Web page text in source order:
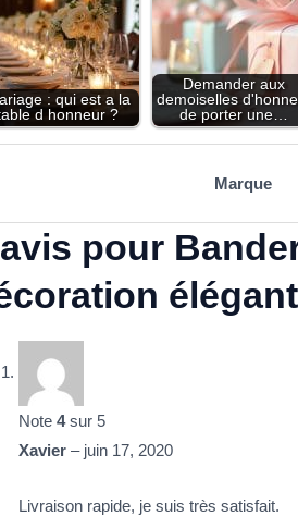
: qui est a la
d honneur ?
Demander aux
demoiselles
de porter une…
Marque
pour
Note4sur 5
Xavier– juin 17, 2020
Livraison rapide, je suis très satisfait.